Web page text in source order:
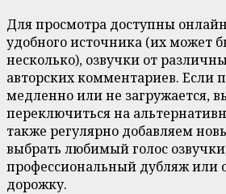
Для просмотра доступны
удобного источника (их может
несколько), озвучки от
авторских комментариев. Если
медленно или не загружается,
переключиться на
также регулярно добавляем
выбрать любимый голос
профессиональный дубляж или
дорожку.